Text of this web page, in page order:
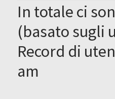
In totale ci
(basato sugli
Record di
am